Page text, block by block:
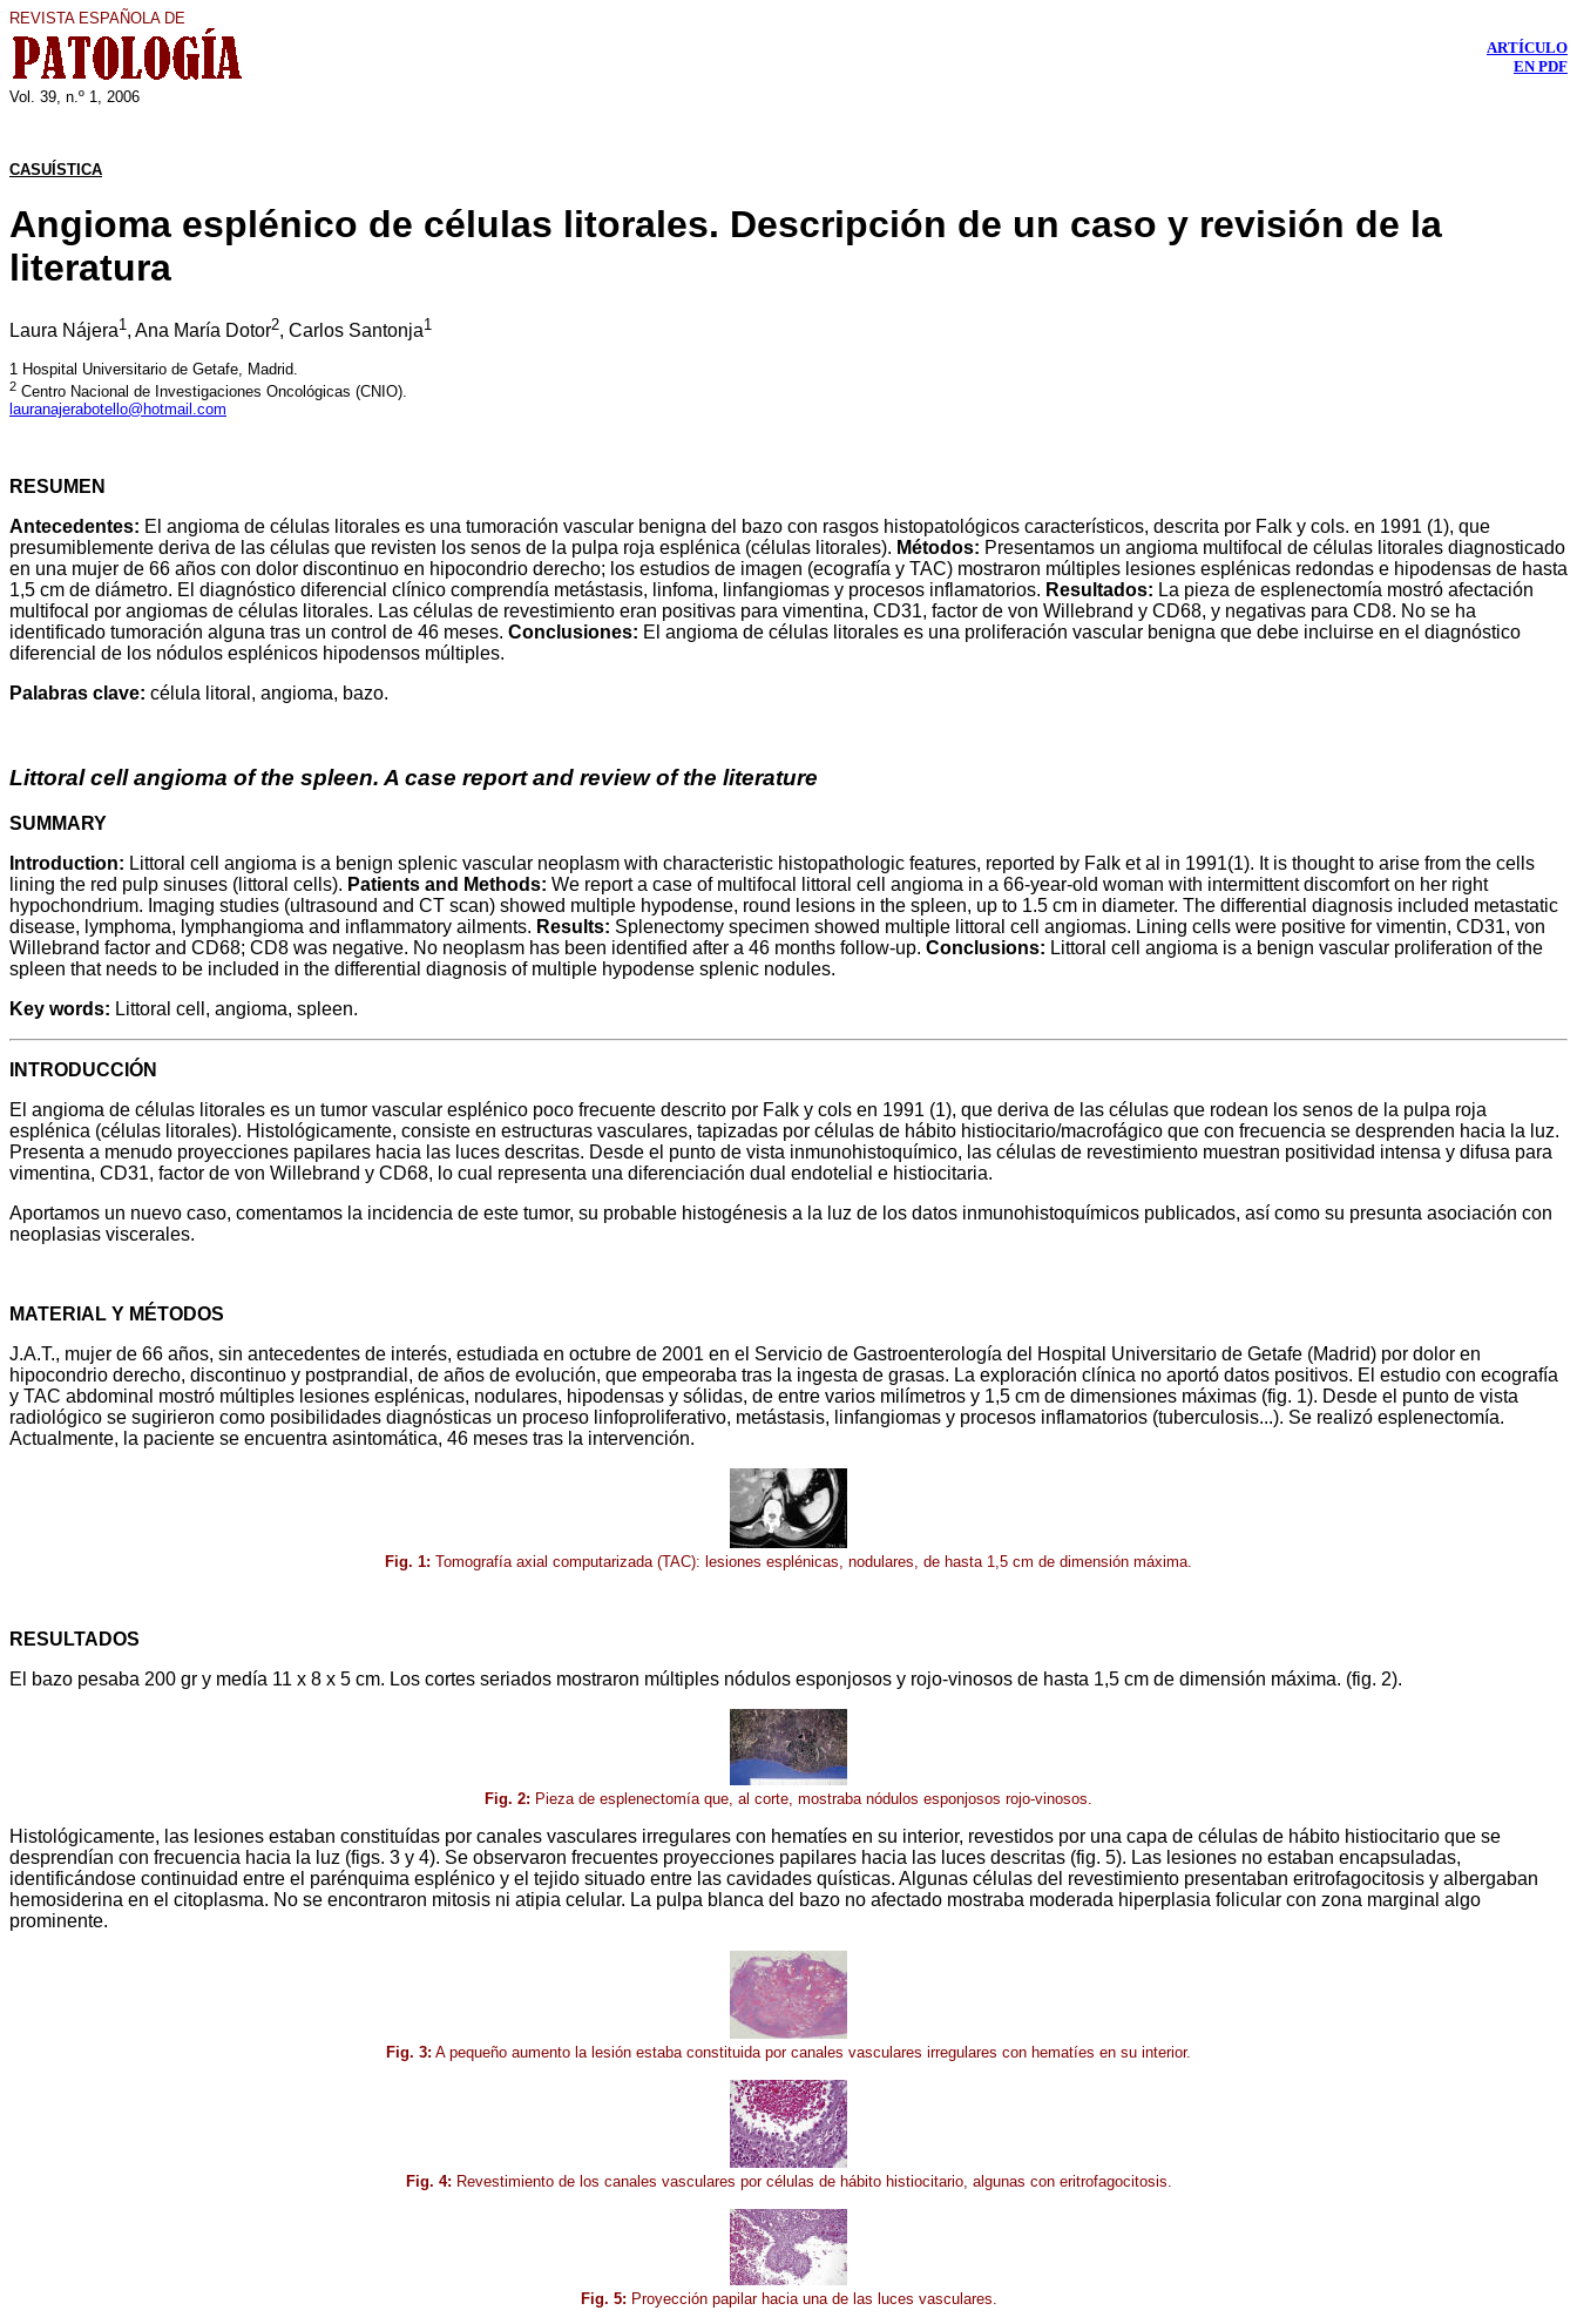
REVISTA ESPAÑOLA DE
Vol. 39, n.º 1, 2006
ARTÍCULO
EN PDF
CASUÍSTICA
Angioma esplénico de células litorales. Descripción de un caso y revisión de la
literatura
Laura Nájera1 , Ana María Dotor2, Carlos Santonja1
1 Hospital Universitario de Getafe, Madrid.
2 Centro Nacional de Investigaciones Oncológicas (CNIO).
lauranajerabotello@hotmail.com
RESUMEN
Antecedentes: El angioma de células litorales es una tumoración vascular benigna del bazo con rasgos histopatológicos característicos, descrita por Falk y cols. en 1991 (1), que
presumiblemente deriva de las células que revisten los senos de la pulpa roja esplénica (células litorales). Métodos: Presentamos un angioma multifocal de células litorales diagnosticado
en una mujer de 66 años con dolor discontinuo en hipocondrio derecho; los estudios de imagen (ecografía y TAC) mostraron múltiples lesiones esplénicas redondas e hipodensas de hasta
1,5 cm de diámetro. El diagnóstico diferencial clínico comprendía metástasis, linfoma, linfangiomas y procesos inflamatorios. Resultados: La pieza de esplenectomía mostró afectación
multifocal por angiomas de células litorales. Las células de revestimiento eran positivas para vimentina, CD31, factor de von Willebrand y CD68, y negativas para CD8. No se ha
identificado tumoración alguna tras un control de 46 meses. Conclusiones: El angioma de células litorales es una proliferación vascular benigna que debe incluirse en el diagnóstico
diferencial de los nódulos esplénicos hipodensos múltiples.
Palabras clave: célula litoral, angioma, bazo.
Littoral cell angioma of the spleen. A case report and review of the literature
SUMMARY
Introduction: Littoral cell angioma is a benign splenic vascular neoplasm with characteristic histopathologic features, reported by Falk et al in 1991(1). It is thought to arise from the cells
lining the red pulp sinuses (littoral cells). Patients and Methods: We report a case of multifocal littoral cell angioma in a 66-year-old woman with intermittent discomfort on her right
hypochondrium. Imaging studies (ultrasound and CT scan) showed multiple hypodense, round lesions in the spleen, up to 1.5 cm in diameter. The differential diagnosis included metastatic
disease, lymphoma, lymphangioma and inflammatory ailments. Results: Splenectomy specimen showed multiple littoral cell angiomas. Lining cells were positive for vimentin, CD31, von
Willebrand factor and CD68; CD8 was negative. No neoplasm has been identified after a 46 months follow-up. Conclusions: Littoral cell angioma is a benign vascular proliferation of the
spleen that needs to be included in the differential diagnosis of multiple hypodense splenic nodules.
Key words: Littoral cell, angioma, spleen.
INTRODUCCIÓN
El angioma de células litorales es un tumor vascular esplénico poco frecuente descrito por Falk y cols en 1991 (1), que deriva de las células que rodean los senos de la pulpa roja
esplénica (células litorales). Histológicamente, consiste en estructuras vasculares, tapizadas por células de hábito histiocitario/macrofágico que con frecuencia se desprenden hacia la luz.
Presenta a menudo proyecciones papilares hacia las luces descritas. Desde el punto de vista inmunohistoquímico, las células de revestimiento muestran positividad intensa y difusa para
vimentina, CD31, factor de von Willebrand y CD68, lo cual representa una diferenciación dual endotelial e histiocitaria.
Aportamos un nuevo caso, comentamos la incidencia de este tumor, su probable histogénesis a la luz de los datos inmunohistoquímicos publicados, así como su presunta asociación con
neoplasias viscerales.
MATERIAL Y MÉTODOS
J.A.T., mujer de 66 años, sin antecedentes de interés, estudiada en octubre de 2001 en el Servicio de Gastroenterología del Hospital Universitario de Getafe (Madrid) por dolor en
hipocondrio derecho, discontinuo y postprandial, de años de evolución, que empeoraba tras la ingesta de grasas. La exploración clínica no aportó datos positivos. El estudio con ecografía
y TAC abdominal mostró múltiples lesiones esplénicas, nodulares, hipodensas y sólidas, de entre varios milímetros y 1,5 cm de dimensiones máximas (fig. 1). Desde el punto de vista
radiológico se sugirieron como posibilidades diagnósticas un proceso linfoproliferativo, metástasis, linfangiomas y procesos inflamatorios (tuberculosis...). Se realizó esplenectomía.
Actualmente, la paciente se encuentra asintomática, 46 meses tras la intervención.
Fig. 1: Tomografía axial computarizada (TAC): lesiones esplénicas, nodulares, de hasta 1,5 cm de dimensión máxima.
RESULTADOS
El bazo pesaba 200 gr y medía 11 x 8 x 5 cm. Los cortes seriados mostraron múltiples nódulos esponjosos y rojo-vinosos de hasta 1,5 cm de dimensión máxima. (fig. 2).
Fig. 2: Pieza de esplenectomía que, al corte, mostraba nódulos esponjosos rojo-vinosos.
Histológicamente, las lesiones estaban constituídas por canales vasculares irregulares con hematíes en su interior, revestidos por una capa de células de hábito histiocitario que se
desprendían con frecuencia hacia la luz (figs. 3 y 4). Se observaron frecuentes proyecciones papilares hacia las luces descritas (fig. 5). Las lesiones no estaban encapsuladas,
identificándose continuidad entre el parénquima esplénico y el tejido situado entre las cavidades quísticas. Algunas células del revestimiento presentaban eritrofagocitosis y albergaban
hemosiderina en el citoplasma. No se encontraron mitosis ni atipia celular. La pulpa blanca del bazo no afectado mostraba moderada hiperplasia folicular con zona marginal algo
prominente.
Fig. 3: A pequeño aumento la lesión estaba constituida por canales vasculares irregulares con hematíes en su interior.
Fig. 4: Revestimiento de los canales vasculares por células de hábito histiocitario, algunas con eritrofagocitosis.
Fig. 5: Proyección papilar hacia una de las luces vasculares.